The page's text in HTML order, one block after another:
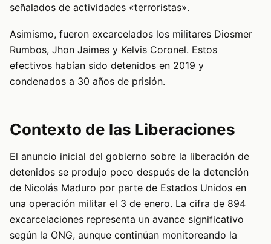
señalados de actividades «terroristas».
Asimismo, fueron excarcelados los militares Diosmer
Rumbos, Jhon Jaimes y Kelvis Coronel. Estos
efectivos habían sido detenidos en 2019 y
condenados a 30 años de prisión.
Contexto de las Liberaciones
El anuncio inicial del gobierno sobre la liberación de
detenidos se produjo poco después de la detención
de Nicolás Maduro por parte de Estados Unidos en
una operación militar el 3 de enero. La cifra de 894
excarcelaciones representa un avance significativo
según la ONG, aunque continúan monitoreando la